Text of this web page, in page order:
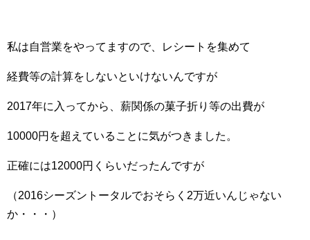
私は自営業をやってますので、レシートを集めて
経費等の計算をしないといけないんですが
2017年に入ってから、薪関係の菓子折り等の出費が
10000円を超えていることに気がつきました。
正確には12000円くらいだったんですが
（2016シーズントータルでおそらく2万近いんじゃない
か・・・）